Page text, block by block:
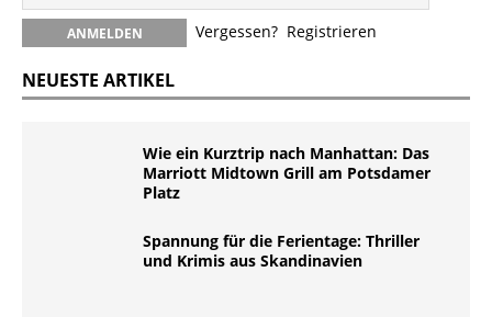
Vergessen? Registrieren
NEUESTE ARTIKEL
Wie ein Kurztrip nach Manhattan: Das
Marriott Midtown Grill am Potsdamer
Platz
Spannung für die Ferientage: Thriller
und Krimis aus Skandinavien